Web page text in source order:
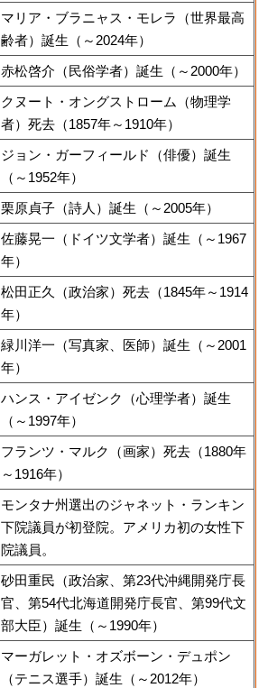
マリア・ブラニャス・モレラ（世界最高
齢者）誕生（～2024年）
赤松啓介（民俗学者）誕生（～2000年）
クヌート・オングストローム（物理学
者）死去（1857年～1910年）
ジョン・ガーフィールド（俳優）誕生
（～1952年）
栗原貞子（詩人）誕生（～2005年）
佐藤晃一（ドイツ文学者）誕生（～1967
年）
松田正久（政治家）死去（1845年～1914
年）
緑川洋一（写真家、医師）誕生（～2001
年）
ハンス・アイゼンク（心理学者）誕生
（～1997年）
フランツ・マルク（画家）死去（1880年
～1916年）
モンタナ州選出のジャネット・ランキン
下院議員が初登院。アメリカ初の女性下
院議員。
砂田重民（政治家、第23代沖縄開発庁長
官、第54代北海道開発庁長官、第99代文
部大臣）誕生（～1990年）
マーガレット・オズボーン・デュポン
（テニス選手）誕生（～2012年）